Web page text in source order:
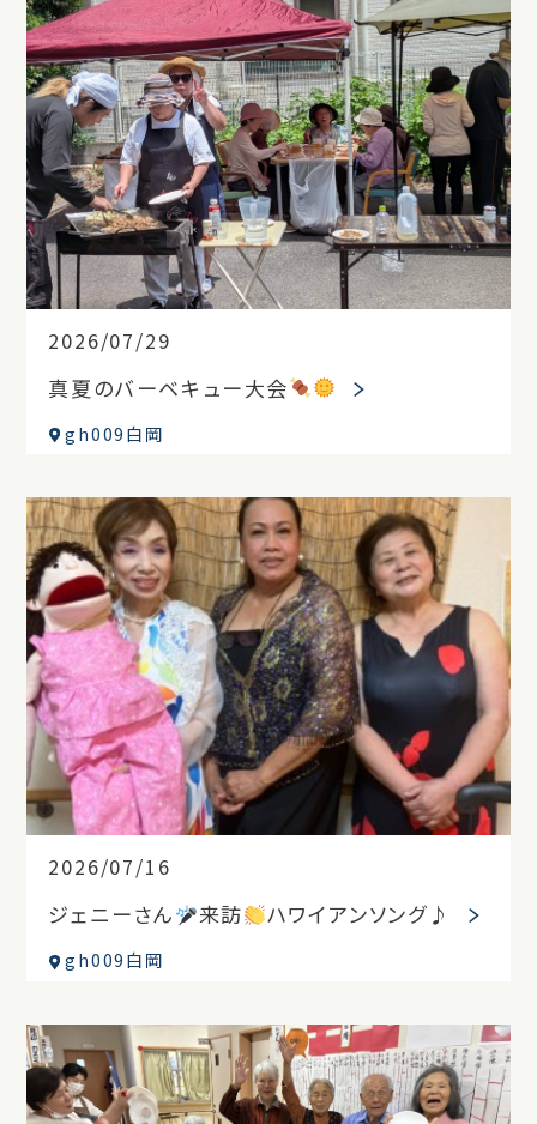
2026/07/29
真夏のバーベキュー大会
gh009白岡
2026/07/16
ジェニーさん 来訪 ハワイアンソング♪
gh009白岡